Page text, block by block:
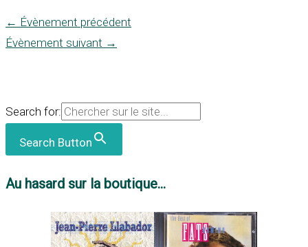
← Évènement précédent
Évènement suivant →
Search for:
Search Button
Au hasard sur la boutique...